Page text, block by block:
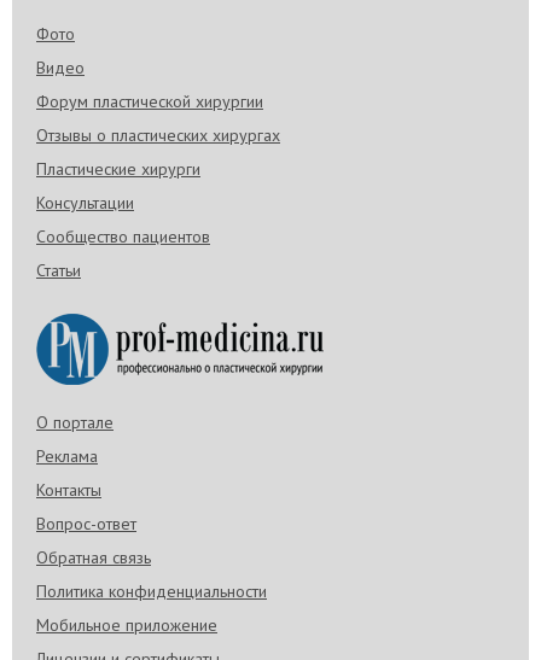
Фото
Видео
Форум пластической хирургии
Отзывы о пластических хирургах
Пластические хирурги
Консультации
Сообщество пациентов
Статьи
О портале
Реклама
Контакты
Вопрос-ответ
Обратная связь
Политика конфиденциальности
Мобильное приложение